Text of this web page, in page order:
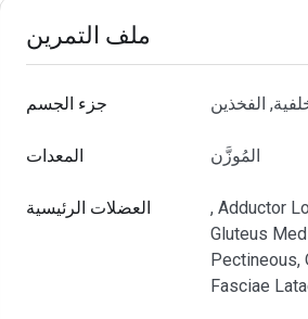
ملف التمرين
جزء الجسم الفخذين
المعدات المُوزَّن
العضلات الرئيسية
, Adductor
Gluteus
Pectineous,
Fasciae